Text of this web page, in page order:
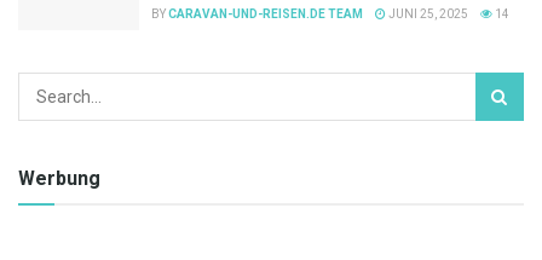
BYCARAVAN-UND-REISEN.DE TEAM JUNI 25, 2025 14
Werbung